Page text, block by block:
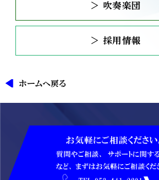
＞ 吹奏楽団
＞ 採用情報
ホームへ戻る